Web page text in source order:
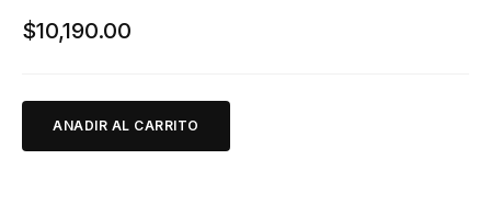
$10,190.00
ANADIR AL CARRITO